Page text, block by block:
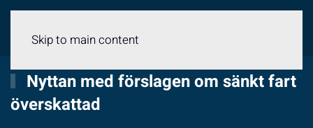
Skip to main content
Nyttan med förslagen om sänkt fart
överskattad